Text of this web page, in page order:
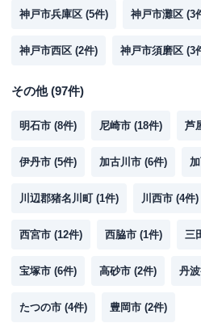
名称
プロミス 【
３Ｆ自動契約
平日：09:00-
ATM営業時間
土曜：
07:00-
駐車場 ✕
住所
兵庫県神戸
名称
プロミス
１F自動契約
神戸市兵庫区 (5件) 神戸市灘区 (3
神戸市西区 (2件) 神戸市須磨区 (3
その他(97件)
明石市 (8件) 尼崎市 (18件) 芦
伊丹市 (5件) 加古川市 (6件)
川辺郡猪名川町 (1件) 川西市 (4件)
西宮市 (12件) 西脇市 (1件) 三
宝塚市 (6件) 高砂市 (2件) 丹
たつの市 (4件) 豊岡市 (2件)